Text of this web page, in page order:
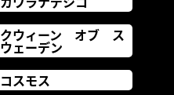
クウィーン オブ ス
ウェーデン
コスモス